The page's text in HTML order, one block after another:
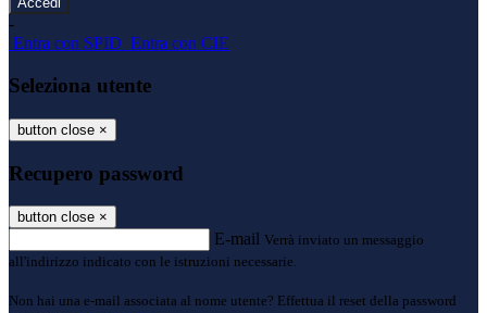
-
Entra con SPID Entra con CIE
Seleziona utente
button close ×
Recupero password
button close ×
E-mail Verrà inviato un messaggio
all'indirizzo indicato con le istruzioni necessarie.
Non hai una e-mail associata al nome utente? Effettua il reset della password